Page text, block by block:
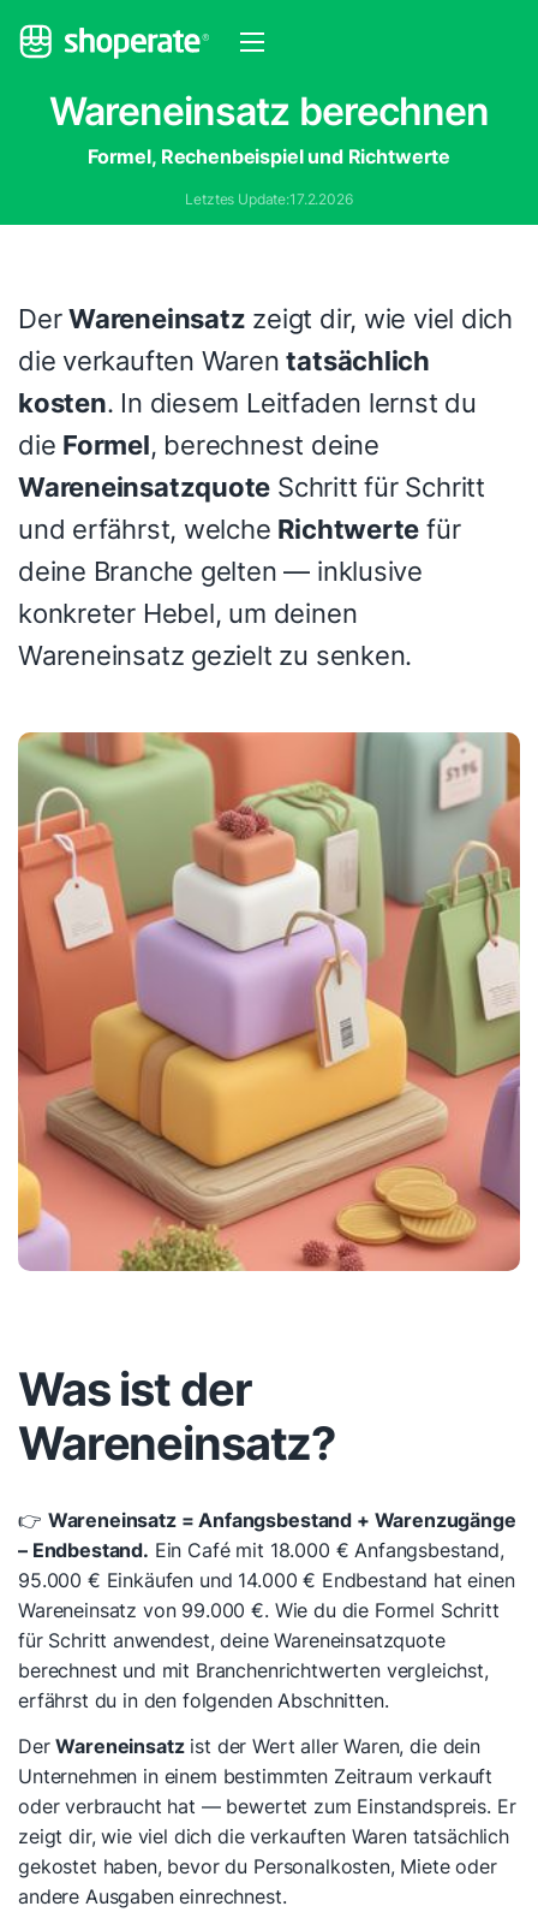
Wareneinsatz berechnen
Formel, Rechenbeispiel und Richtwerte
Letztes Update:17.2.2026
DerWareneinsatz zeigt dir, wie viel dich
die verkauften Warentatsächlich
kosten. In diesem Leitfaden lernst du
die Formel, berechnest deine
Wareneinsatzquote Schritt für Schritt
und erfährst, welche Richtwertefür
deine Branche gelten — inklusive
konkreter Hebel, um deinen
Wareneinsatz gezielt zu senken.
Was ist der
Wareneinsatz?
👉 Wareneinsatz = Anfangsbestand + Warenzugänge
– Endbestand. Ein Café mit 18.000 € Anfangsbestand,
95.000 € Einkäufen und 14.000 € Endbestand hat einen
Wareneinsatz von 99.000 €. Wie du die Formel Schritt
für Schritt anwendest, deine Wareneinsatzquote
berechnest und mit Branchenrichtwerten vergleichst,
erfährst du in den folgenden Abschnitten.
DerWareneinsatzist der Wert aller Waren, die dein
Unternehmen in einem bestimmten Zeitraum verkauft
oder verbraucht hat — bewertet zum Einstandspreis. Er
zeigt dir, wie viel dich die verkauften Waren tatsächlich
gekostet haben, bevor du Personalkosten, Miete oder
andere Ausgaben einrechnest.